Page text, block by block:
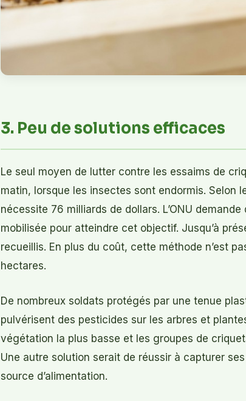
3. Peu de solutions efficaces
Le seul moyen de lutter contre les essaims de
matin, lorsque les insectes sont endormis. Selon
nécessite 76 milliards de dollars. L’ONU
mobilisée pour atteindre cet objectif. Jusqu’à
recueillis. En plus du coût, cette méthode n’est
hectares.
De nombreux soldats protégés par une tenue
pulvérisent des pesticides sur les arbres et
végétation la plus basse et les groupes de
Une autre solution serait de réussir à capturer
source d’alimentation.